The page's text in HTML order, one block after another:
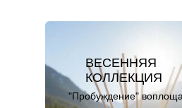
ВЕСЕННЯЯ
КОЛЛЕКЦИЯ
"Пробуждение"